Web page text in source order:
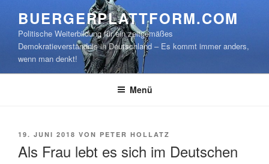
springen
BUERGERPLATTFORM.COM
Politische Weiterbildung für ein zeitgemäßes
Demokratieverständnis in Deutschland – Es kommt immer anders,
wenn man denkt!
Menü
VERÖFFENTLICHT
19. JUNI 2018 VON PETER HOLLATZ
Als Frau lebt es sich im Deutschen